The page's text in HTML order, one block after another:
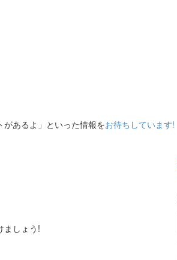
あるよ」といった情報をお待ちしています!
ましょう!